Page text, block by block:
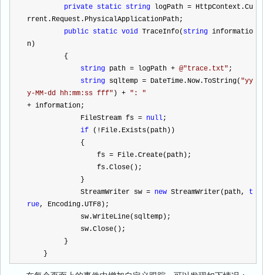
private static string logPath = HttpContext.Cu
rrent.Request.PhysicalApplicationPath;
public static void TraceInfo( string informatio
n)
         {
string path = logPath + @"trace.txt" ;
string sqltemp = DateTime.Now.ToString( "yy
y-MM-dd hh:mm:ss fff" ) + " : "
+ information;
             FileStream fs
= null;
if ( ! File.Exists(path))
             {
                 fs
= File.Create(path);
                 fs.Close();
             }
             StreamWriter sw
= new StreamWriter(path, t
rue, Encoding.UTF8);
             sw.WriteLine(sqltemp);
             sw.Close();
         }
    }